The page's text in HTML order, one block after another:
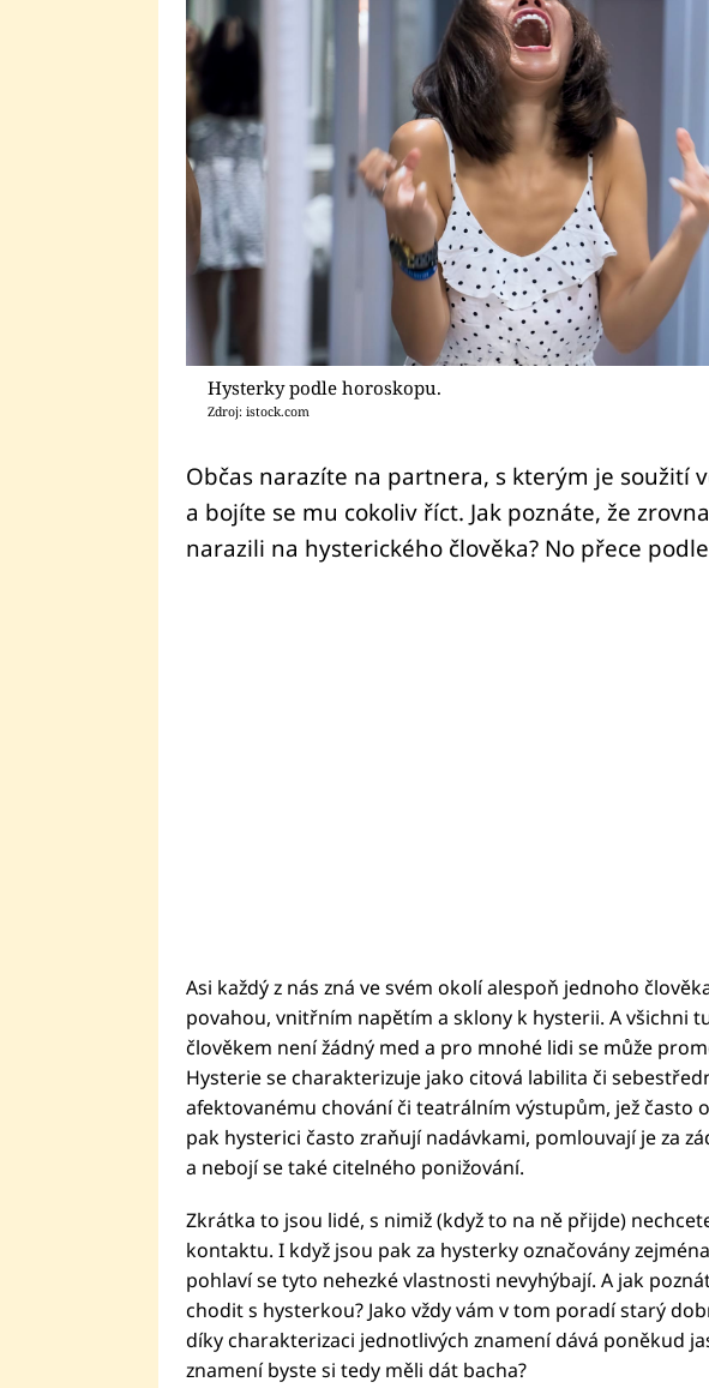
Hysterky podle horoskopu.
Zdroj: istock.com
Občas narazíte na partnera, s kterým je soužití
a bojíte se mu cokoliv říct. Jak poznáte, že
narazili na hysterického člověka? No přece
Asi každý z nás zná ve svém okolí alespoň jednoho
povahou, vnitřním napětím a sklony k hysterii. A všichni
člověkem není žádný med a pro mnohé lidi se může
Hysterie se charakterizuje jako citová labilita či
afektovanému chování či teatrálním výstupům, jež často
pak hysterici často zraňují nadávkami, pomlouvají je za
a nebojí se také citelného ponižování.
Zkrátka to jsou lidé, s nimiž (když to na ně přijde)
kontaktu. I když jsou pak za hysterky označovány
pohlaví se tyto nehezké vlastnosti nevyhýbají. A jak
chodit s hysterkou? Jako vždy vám v tom poradí starý
díky charakterizaci jednotlivých znamení dává poněkud
znamení byste si tedy měli dát bacha?